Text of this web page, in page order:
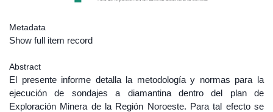
Metadata
Show full item record
Abstract
El presente informe detalla la metodología y normas para la
ejecución de sondajes a diamantina dentro del plan de
Exploración Minera de la Región Noroeste. Para tal efecto se